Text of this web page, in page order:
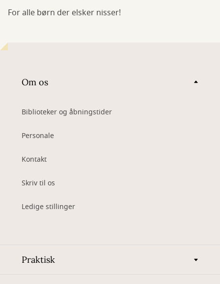
For alle børn der elsker nisser!
Om os
Biblioteker og åbningstider
Personale
Kontakt
Skriv til os
Ledige stillinger
Praktisk